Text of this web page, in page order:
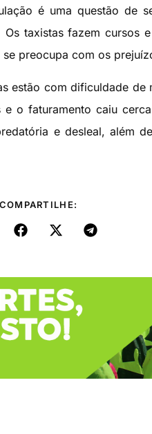
é uma questão de
taxistas fazem cursos
preocupa com os
estão com dificuldade de
o faturamento caiu
e desleal, além
COMPARTILHE: